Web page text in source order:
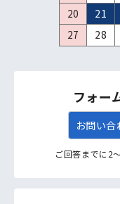
20
21
27
28
フォー
お問い
ご回答までに2